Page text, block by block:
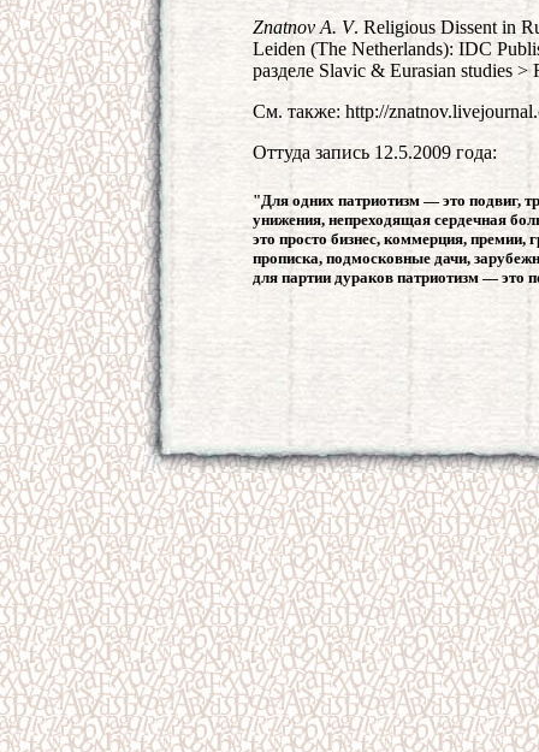
Znatnov A. V. Religious Dissent in
Leiden (The Netherlands): IDC
разделе Slavic & Eurasian studies
См. также: http://
Оттуда запись 12.5.2009 года:
"Для одних патриотизм — это подвиг,
унижения, непреходящая сердечная
это просто бизнес, коммерция,
прописка, подмосковные дачи,
для партии дураков патриотизм — это